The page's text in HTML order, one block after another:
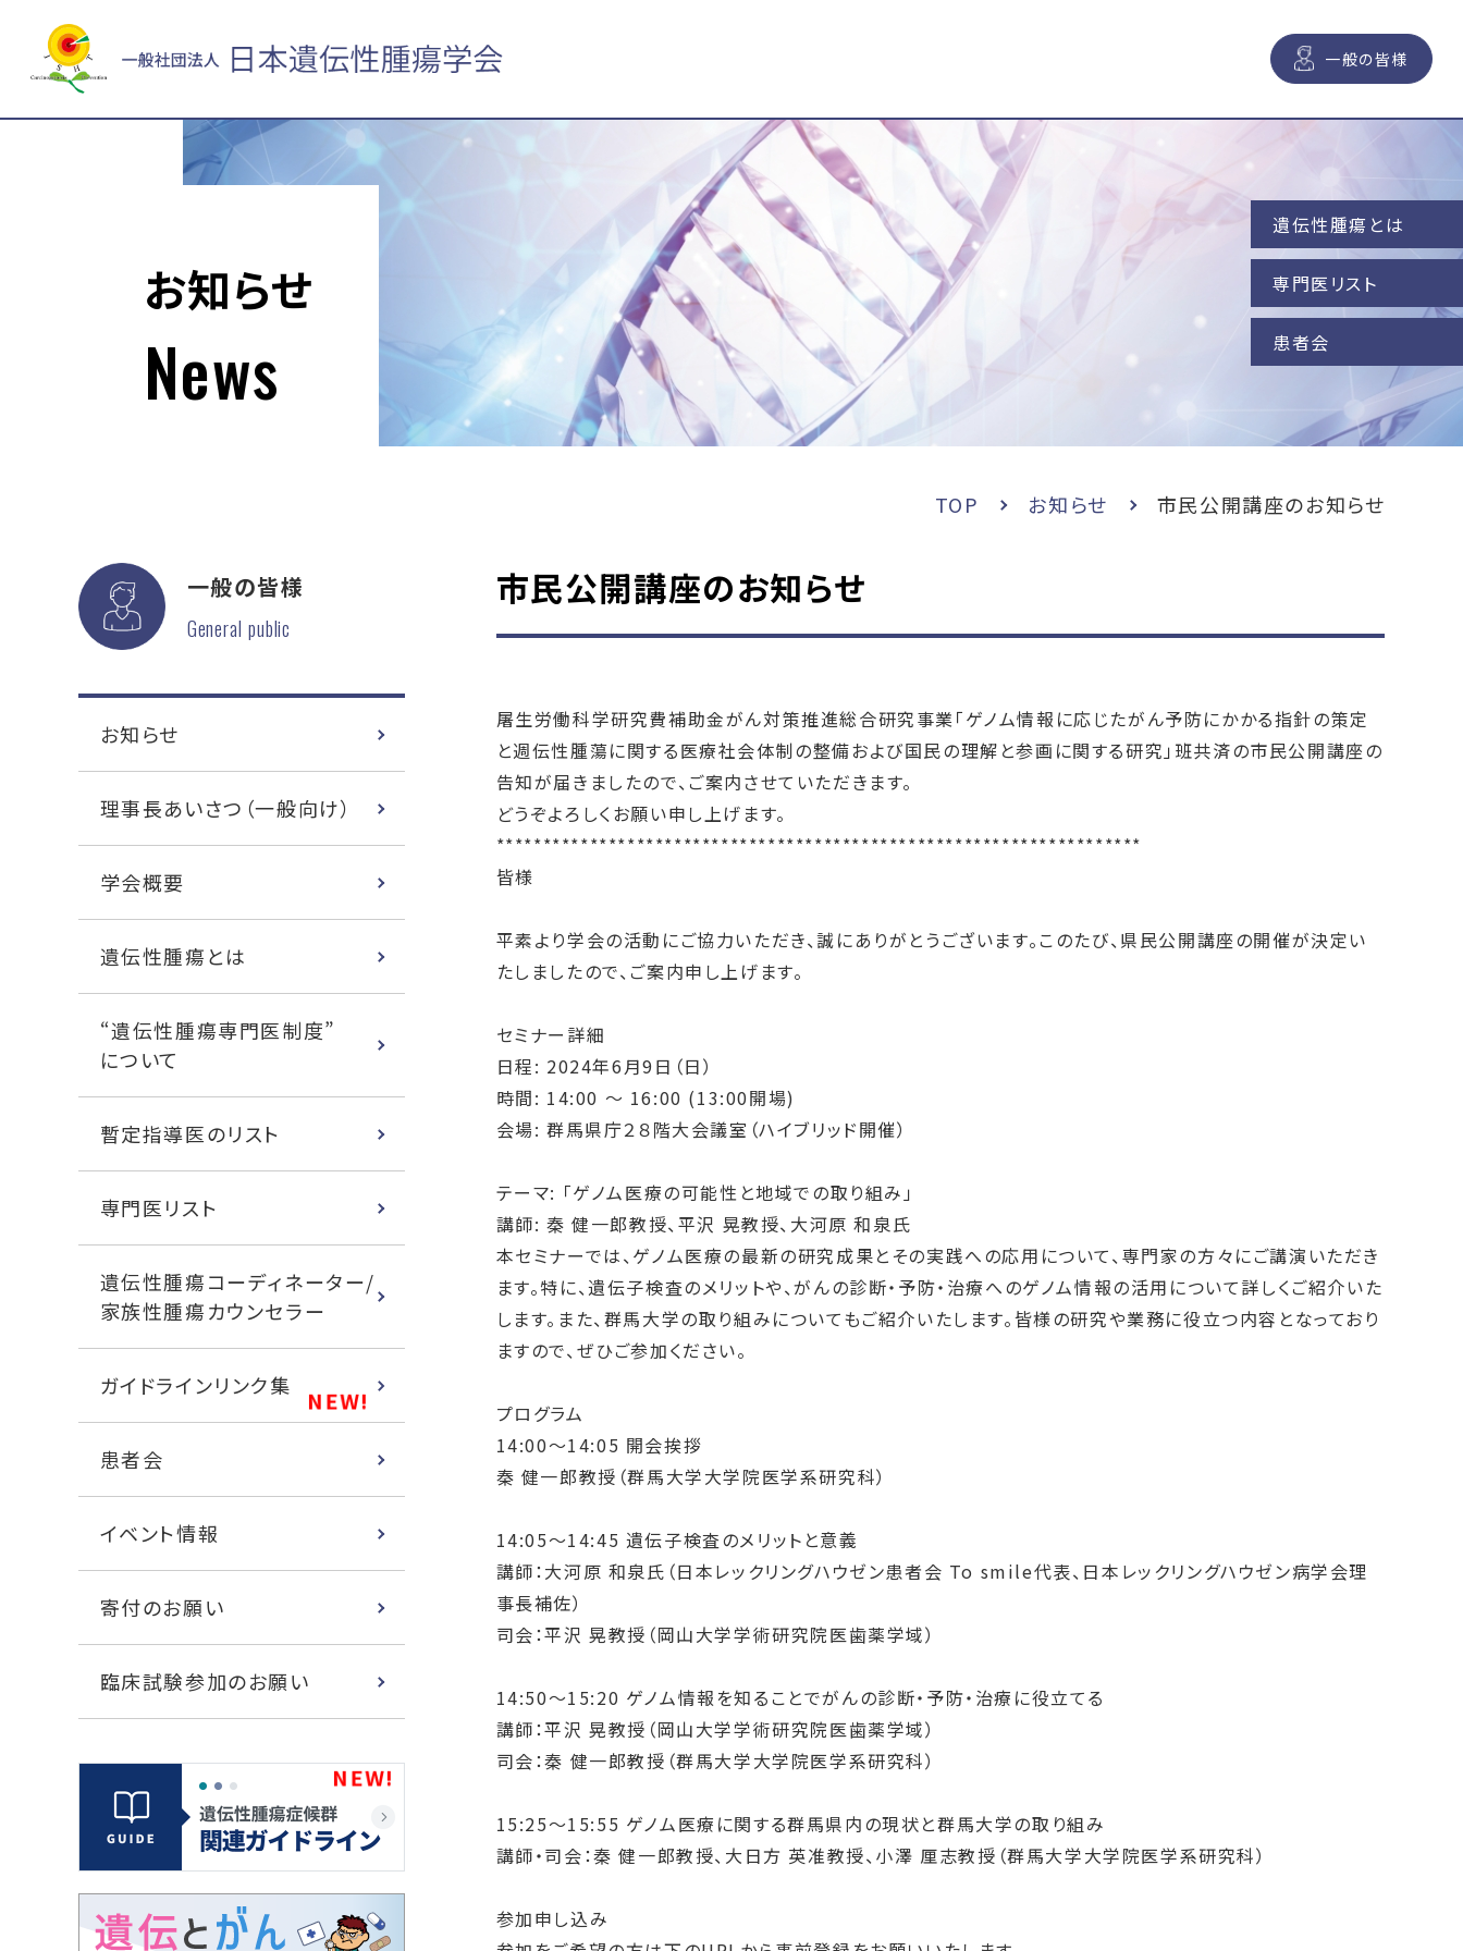
一般の皆様
遺伝性腫瘍とは
専門医リスト
患者会
お知らせ
News
TOP お知らせ 市民公開講座のお知らせ
一般の皆様
General public
お知らせ
理事長あいさつ（一般向け）
学会概要
遺伝性腫瘍とは
“遺伝性腫瘍専門医制度”
について
暫定指導医のリスト
専門医リスト
遺伝性腫瘍コーディネーター/
家族性腫瘍カウンセラー
ガイドラインリンク集
患者会
イベント情報
寄付のお願い
臨床試験参加のお願い
市民公開講座のお知らせ
屠生労働科学研究費補助金がん対策推進総合研究事業「ゲノム情報に応じたがん予防にかかる指針の策定
と週伝性腫蕩に関する医療社会体制の整備および国民の理解と参画に関する研究」班共済の市民公開講座の
告知が届きましたので、ご案内させていただきます。
どうぞよろしくお願い申し上げます。
*********************************************************************
皆様
平素より学会の活動にご協力いただき、誠にありがとうございます。このたび、県民公開講座の開催が決定い
たしましたので、ご案内申し上げます。
セミナー詳細
日程: 2024年6月9日（日）
時間: 14:00 〜 16:00 (13:00開場)
会場:群馬県庁２８階大会議室（ハイブリッド開催）
テーマ: 「ゲノム医療の可能性と地域での取り組み」
講師:秦 健一郎教授、平沢 晃教授、大河原 和泉氏
本セミナーでは、ゲノム医療の最新の研究成果とその実践への応用について、専門家の方々にご講演いただき
ます。特に、遺伝子検査のメリットや、がんの診断・予防・治療へのゲノム情報の活用について詳しくご紹介いた
します。また、群馬大学の取り組みについてもご紹介いたします。皆様の研究や業務に役立つ内容となっており
ますので、ぜひご参加ください。
プログラム
14:00〜14:05 開会挨拶
秦 健一郎教授（群馬大学大学院医学系研究科）
14:05〜14:45 遺伝子検査のメリットと意義
講師：大河原 和泉氏（日本レックリングハウゼン患者会 To smile代表、日本レックリングハウゼン病学会理
事長補佐）
司会：平沢 晃教授（岡山大学学術研究院医歯薬学域）
14:50〜15:20 ゲノム情報を知ることでがんの診断・予防・治療に役立てる
講師：平沢 晃教授（岡山大学学術研究院医歯薬学域）
司会：秦 健一郎教授（群馬大学大学院医学系研究科）
15:25〜15:55 ゲノム医療に関する群馬県内の現状と群馬大学の取り組み
講師・司会：秦 健一郎教授、大日方 英准教授、小澤 厘志教授（群馬大学大学院医学系研究科）
参加申し込み